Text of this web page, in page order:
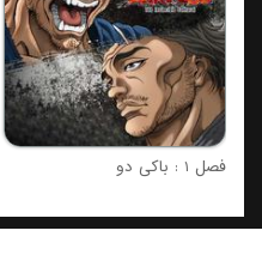
فصل 1 : باکی دو